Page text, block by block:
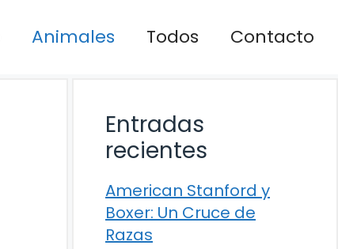
Animales Todos Contacto
Entradas
recientes
American Stanford y
Boxer: Un Cruce de
Razas